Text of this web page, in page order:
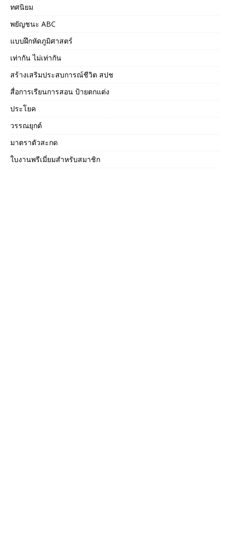
ทศนิยม
พยัญชนะ ABC
แบบฝึกหัดภูมิศาสตร์
เท่ากัน ไม่เท่ากัน
สร้างเสริมประสบการณ์ชีวิต สปช
สื่อการเรียนการสอน ป้ายตกแต่ง
ประโยค
วรรณยุกต์
มาตราตัวสะกด
ใบงานพรีเมี่ยมสำหรับสมาชิก